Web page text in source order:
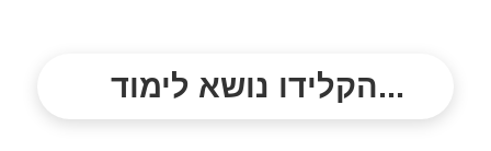
הקלידו נושא לימוד...